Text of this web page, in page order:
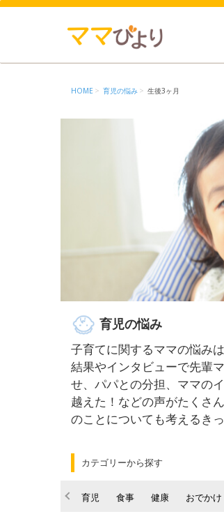
HOME 育児の悩み 生後3ヶ月
育児の悩み
子育てに関するママの悩み
結果やインタビューで先輩
せ、パパとの分担、ママの
越えた！などの声がたくさ
のことについても考えるき
カテゴリーから探す
育児 食事 健康 おでかけ